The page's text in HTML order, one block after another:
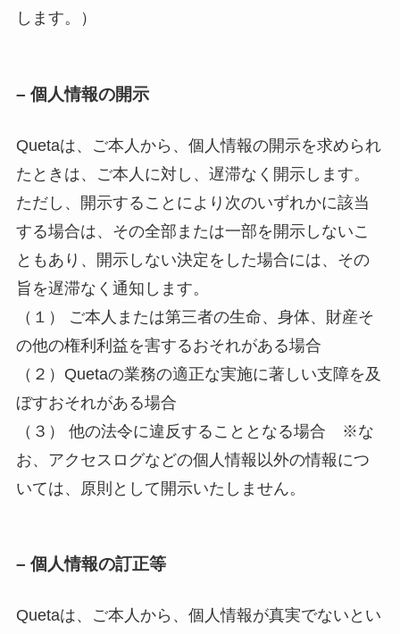
します。）
– 個人情報の開示
Quetaは、ご本人から、個人情報の開示を求められ
たときは、ご本人に対し、遅滞なく開示します。
ただし、開示することにより次のいずれかに該当
する場合は、その全部または一部を開示しないこ
ともあり、開示しない決定をした場合には、その
旨を遅滞なく通知します。
（１） ご本人または第三者の生命、身体、財産そ
の他の権利利益を害するおそれがある場合
（２）Quetaの業務の適正な実施に著しい支障を及
ぼすおそれがある場合
（３） 他の法令に違反することとなる場合 ※な
お、アクセスログなどの個人情報以外の情報につ
いては、原則として開示いたしません。
– 個人情報の訂正等
Quetaは、ご本人から、個人情報が真実でないとい